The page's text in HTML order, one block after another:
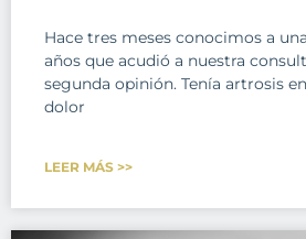
Hace tres meses conocimos a
años que acudió a nuestra
segunda opinión. Tenía artrosis
dolor
LEER MÁS >>